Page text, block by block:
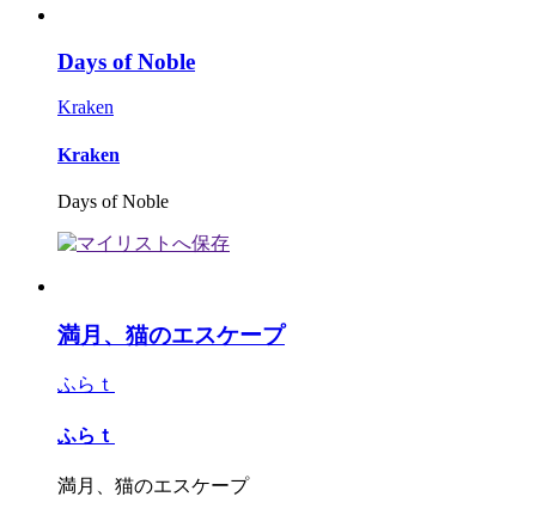
Days of Noble
Kraken
Kraken
Days of Noble
満月、猫のエスケープ
ふらｔ
ふらｔ
満月、猫のエスケープ